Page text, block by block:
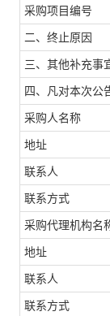
采购项目编号
二、终止原因
三、其他补充事
四、凡对本次公
采购人名称
地址
联系人
联系方式
采购代理机构名
地址
联系人
联系方式